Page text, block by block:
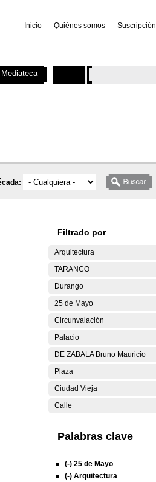
Inicio Quiénes somos Suscripción
Filtrado por
Arquitectura
TARANCO
Durango
25 de Mayo
Circunvalación
Palacio
DE ZABALA Bruno Mauricio
Plaza
Ciudad Vieja
Calle
Palabras clave
(-) 25 de Mayo
(-) Arquitectura
Mediateca